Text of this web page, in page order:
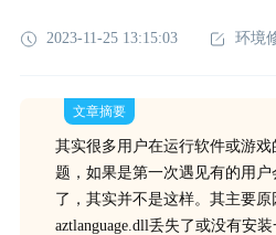
2023-11-25 13:15:03 环境
文章摘要
其实很多用户在运行软件或游
题，如果是第一次遇见有的用
了，其实并不是这样。其主要
aztlanguage.dll丢失了或没有安